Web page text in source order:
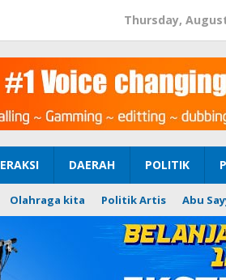
Thursday,
DAERAH POLITIK
Olahraga kita Politik Artis Abu